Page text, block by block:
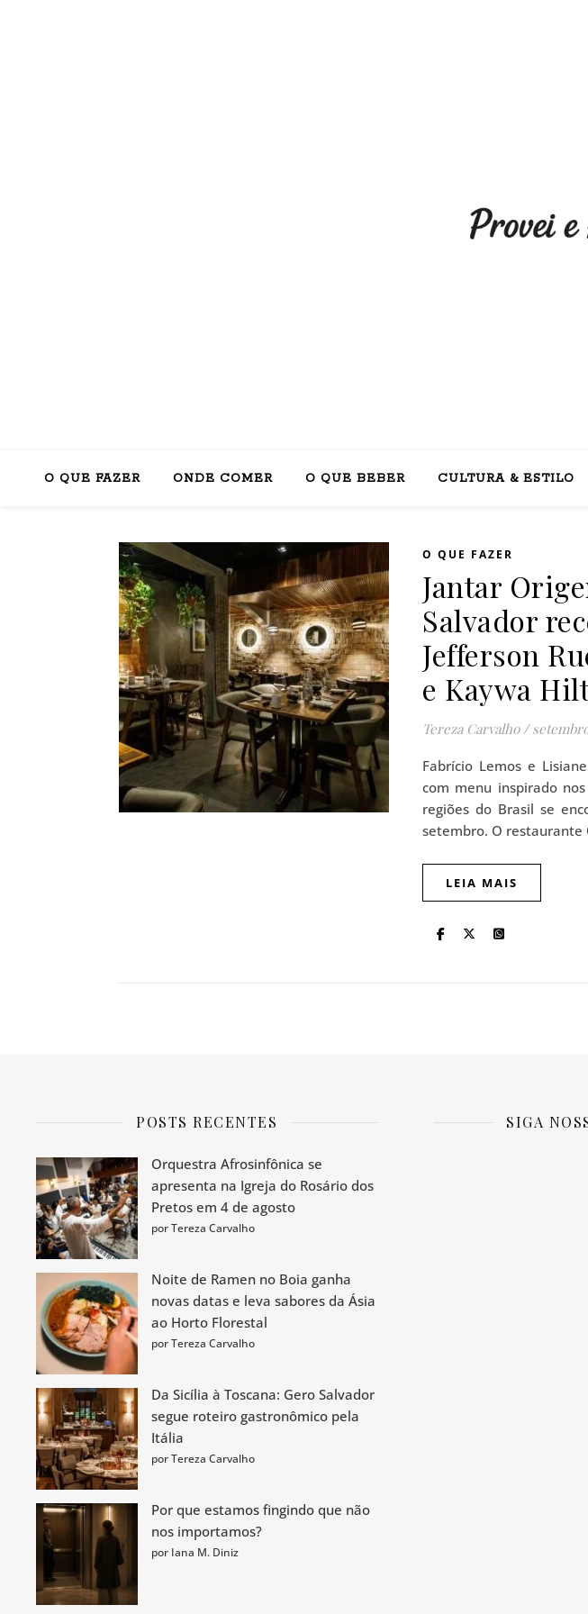
O QUE FAZER ONDE COMER O QUE BEBER CULTURA & ESTILO
O QUE FAZER
Jantar
Salvador
Jefferson
e Kaywa
Tereza Carvalho /
Fabrício Lemos e
com menu inspirado
regiões do Brasil se
setembro. O restaurante
LEIA MAIS
POSTS RECENTES
Orquestra Afrosinfônica se
apresenta na Igreja do Rosário dos
Pretos em 4 de agosto
por Tereza Carvalho
Noite de Ramen no Boia ganha
novas datas e leva sabores da Ásia
ao Horto Florestal
por Tereza Carvalho
Da Sicília à Toscana: Gero Salvador
segue roteiro gastronômico pela
Itália
por Tereza Carvalho
Por que estamos fingindo que não
nos importamos?
por Iana M. Diniz
SIGA